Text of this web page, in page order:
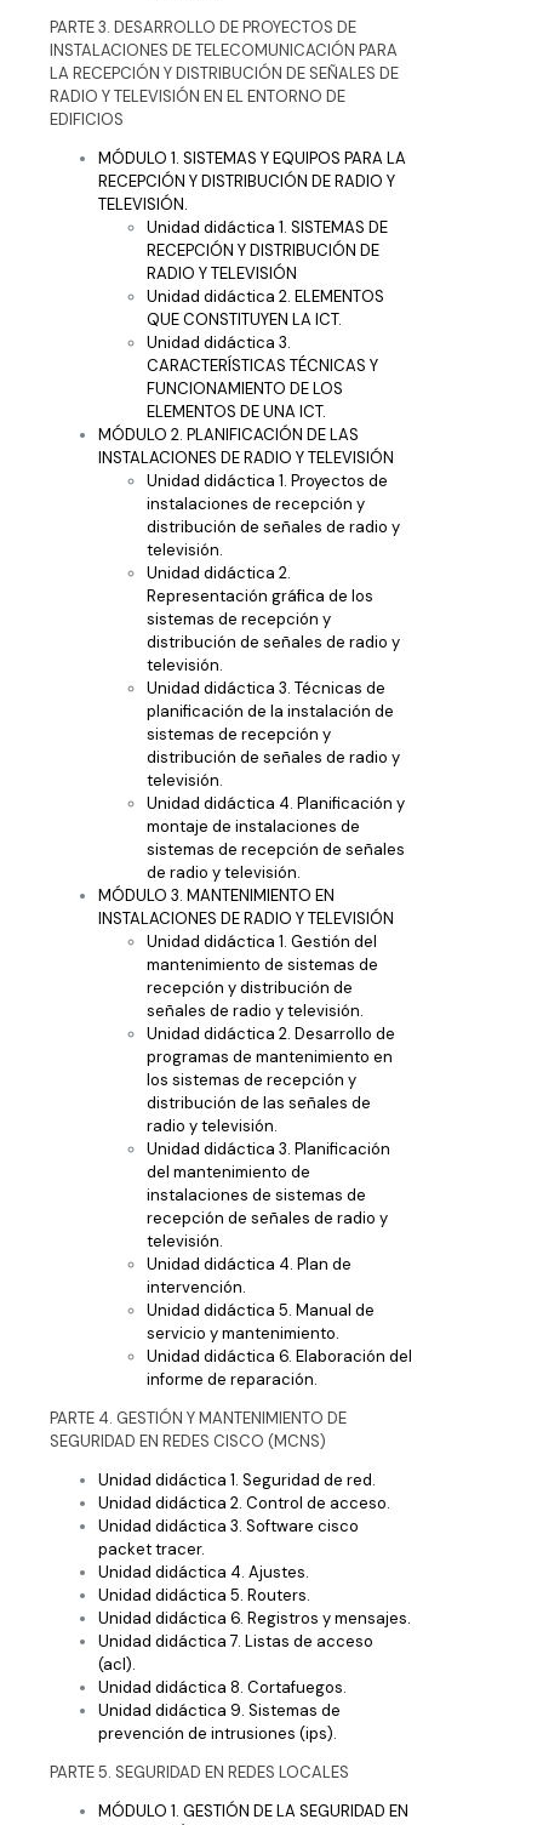
PARTE 3. DESARROLLO DE PROYECTOS DE
INSTALACIONES DE TELECOMUNICACIÓN PARA
LA RECEPCIÓN Y DISTRIBUCIÓN DE SEÑALES DE
RADIO Y TELEVISIÓN EN EL ENTORNO DE
EDIFICIOS
MÓDULO 1. SISTEMAS Y EQUIPOS PARA LA
RECEPCIÓN Y DISTRIBUCIÓN DE RADIO Y
TELEVISIÓN.
Unidad didáctica 1. SISTEMAS DE
RECEPCIÓN Y DISTRIBUCIÓN DE
RADIO Y TELEVISIÓN
Unidad didáctica 2. ELEMENTOS
QUE CONSTITUYEN LA ICT.
Unidad didáctica 3.
CARACTERÍSTICAS TÉCNICAS Y
FUNCIONAMIENTO DE LOS
ELEMENTOS DE UNA ICT.
MÓDULO 2. PLANIFICACIÓN DE LAS
INSTALACIONES DE RADIO Y TELEVISIÓN
Unidad didáctica 1. Proyectos de
instalaciones de recepción y
distribución de señales de radio y
televisión.
Unidad didáctica 2.
Representación gráfica de los
sistemas de recepción y
distribución de señales de radio y
televisión.
Unidad didáctica 3. Técnicas de
planificación de la instalación de
sistemas de recepción y
distribución de señales de radio y
televisión.
Unidad didáctica 4. Planificación y
montaje de instalaciones de
sistemas de recepción de señales
de radio y televisión.
MÓDULO 3. MANTENIMIENTO EN
INSTALACIONES DE RADIO Y TELEVISIÓN
Unidad didáctica 1. Gestión del
mantenimiento de sistemas de
recepción y distribución de
señales de radio y televisión.
Unidad didáctica 2. Desarrollo de
programas de mantenimiento en
los sistemas de recepción y
distribución de las señales de
radio y televisión.
Unidad didáctica 3. Planificación
del mantenimiento de
instalaciones de sistemas de
recepción de señales de radio y
televisión.
Unidad didáctica 4. Plan de
intervención.
Unidad didáctica 5. Manual de
servicio y mantenimiento.
Unidad didáctica 6. Elaboración del
informe de reparación.
PARTE 4. GESTIÓN Y MANTENIMIENTO DE
SEGURIDAD EN REDES CISCO (MCNS)
Unidad didáctica 1. Seguridad de red.
Unidad didáctica 2. Control de acceso.
Unidad didáctica 3. Software cisco
packet tracer.
Unidad didáctica 4. Ajustes.
Unidad didáctica 5. Routers.
Unidad didáctica 6. Registros y mensajes.
Unidad didáctica 7. Listas de acceso
(acl).
Unidad didáctica 8. Cortafuegos.
Unidad didáctica 9. Sistemas de
prevención de intrusiones (ips).
PARTE 5. SEGURIDAD EN REDES LOCALES
MÓDULO 1. GESTIÓN DE LA SEGURIDAD EN